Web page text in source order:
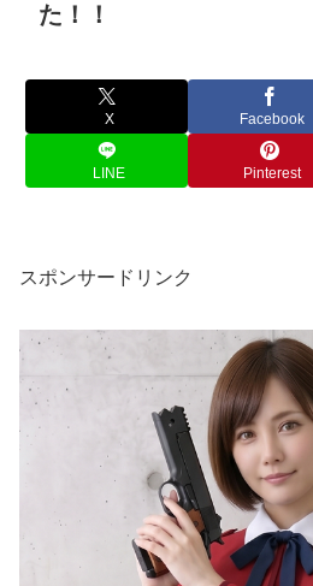
た！！
X Facebook
LINE Pinterest
スポンサードリンク